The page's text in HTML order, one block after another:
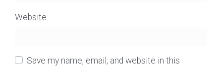
Website
Save my name, email, and website in this